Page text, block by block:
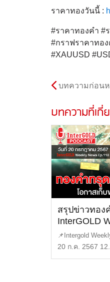
ราคาทองวันนี้ :
#ราคาทองคำ #
#กราฟราคาทอ
#XAUUSD
บทความก่อน
บทความที่เกี่
สรุปข่าวทอง
InterGOLD
EP.118 | รา
ทองคำแท่ง |
📌Intergold
ทองคำ ประจำสัปด
20 ก.ค. 2567